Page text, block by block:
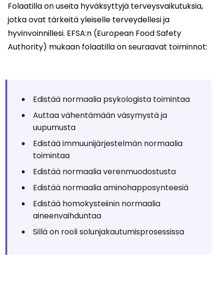
Folaatilla on useita hyväksyttyjä terveysvaikutuksia,
jotka ovat tärkeitä yleiselle terveydellesi ja
hyvinvoinnillesi. EFSA:n (European Food Safety
Authority) mukaan folaatilla on seuraavat toiminnot:
Edistää normaalia psykologista toimintaa
Auttaa vähentämään väsymystä ja
uupumusta
Edistää immuunijärjestelmän normaalia
toimintaa
Edistää normaalia verenmuodostusta
Edistää normaalia aminohapposynteesiä
Edistää homokysteiinin normaalia
aineenvaihduntaa
Sillä on rooli solunjakautumisprosessissa